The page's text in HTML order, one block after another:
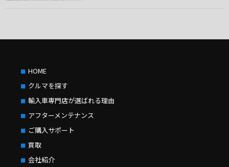
HOME
クルマを探す
輸入車専門店が選ばれる理由
アフターメンテナンス
ご購入サポート
買取
会社紹介